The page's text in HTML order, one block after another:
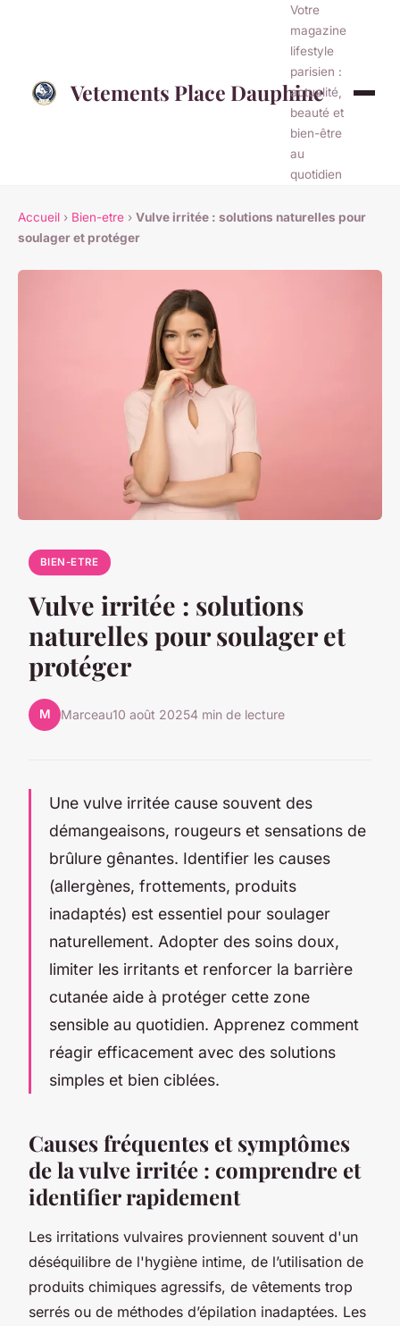
Vetements Place Dauphine
Votre
magazine
lifestyle
parisien :
actualité,
beauté et
bien-être
au
quotidien
Accueil › Bien-etre › Vulve irritée : solutions naturelles pour
soulager et protéger
BIEN-ETRE
Vulve irritée : solutions
naturelles pour soulager et
protéger
M Marceau10 août 20254 min de lecture
Une vulve irritée cause souvent des
démangeaisons, rougeurs et sensations de
brûlure gênantes. Identifier les causes
(allergènes, frottements, produits
inadaptés) est essentiel pour soulager
naturellement. Adopter des soins doux,
limiter les irritants et renforcer la barrière
cutanée aide à protéger cette zone
sensible au quotidien. Apprenez comment
réagir efficacement avec des solutions
simples et bien ciblées.
Causes fréquentes et symptômes
de la vulve irritée : comprendre et
identifier rapidement
Les irritations vulvaires proviennent souvent d'un
déséquilibre de l'hygiène intime, de l’utilisation de
produits chimiques agressifs, de vêtements trop
serrés ou de méthodes d’épilation inadaptées. Les